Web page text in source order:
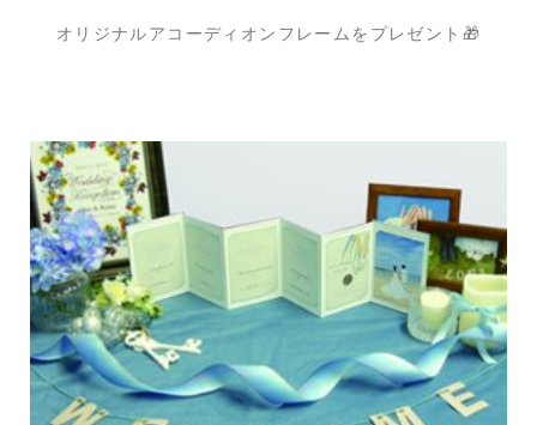
オリジナルアコーディオンフレームをプレゼント🎁